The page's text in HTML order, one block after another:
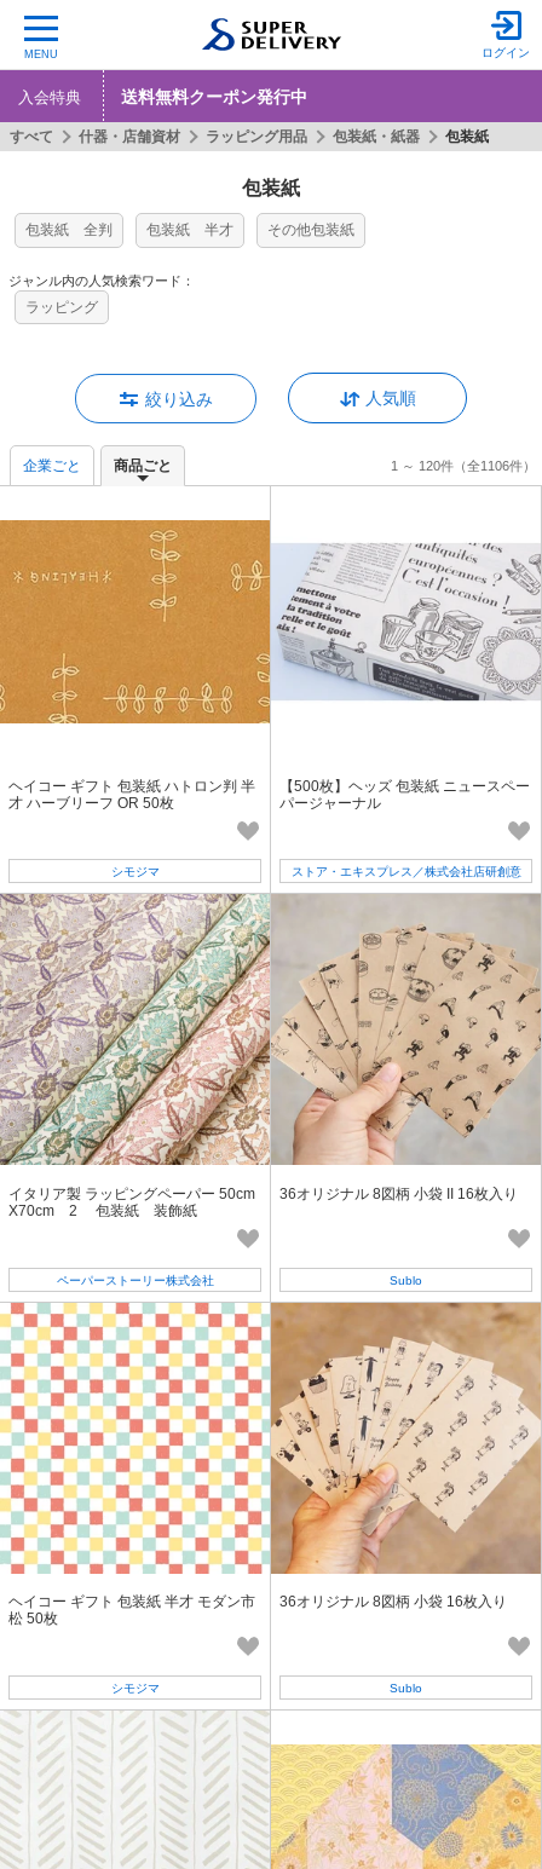
MENU ログイン
入会特典 送料無料クーポン発行中
包装紙
包装紙 全判 包装紙 半才 その他包装紙
すべて 什器・店舗資材 ラッピング用品 包装紙・紙器 包装紙
ジャンル内の人気検索ワード：
ラッピング
絞り込み 人気順
企業ごと 商品ごと 1 ～ 120件（全1106件）
ヘイコー ギフト 包装紙 ハトロン判 半
才 ハーブリーフ OR 50枚
シモジマ
【500枚】ヘッズ 包装紙 ニュースペー
パージャーナル
ストア・エキスプレス／株式会社店研創意
イタリア製 ラッピングペーパー 50cm
X70cm 2 包装紙 装飾紙
ペーパーストーリー株式会社
36オリジナル 8図柄 小袋 II 16枚入り
Sublo
ヘイコー ギフト 包装紙 半才 モダン市
松 50枚
シモジマ
36オリジナル 8図柄 小袋 16枚入り
Sublo